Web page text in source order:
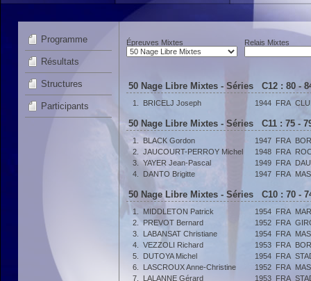
Programme
Résultats
Structures
Participants
Épreuves Mixtes Relais Mixtes
50 Nage Libre Mixtes - Séries C12 : 80 -
1. BRICELJ Joseph 1944 FRA
50 Nage Libre Mixtes - Séries C11 : 75 -
1. BLACK Gordon 1947 FRA
2.
JAUCOURT-PERROY Michel 1948 FRA
3.
YAYER Jean-Pascal 1949 FRA
4.
DANTO Brigitte 1947 FRA
50 Nage Libre Mixtes - Séries C10 : 70 -
1. MIDDLETON Patrick 1954 FRA
2.
PREVOT Bernard 1952 FRA
3.
LABANSAT Christiane 1954 FRA
4.
VEZZOLI Richard 1953 FRA
5.
DUTOYA Michel 1954 FRA
6.
LASCROUX Anne-Christine 1952 FRA
7.
LALANNE Gérard 1953 FRA